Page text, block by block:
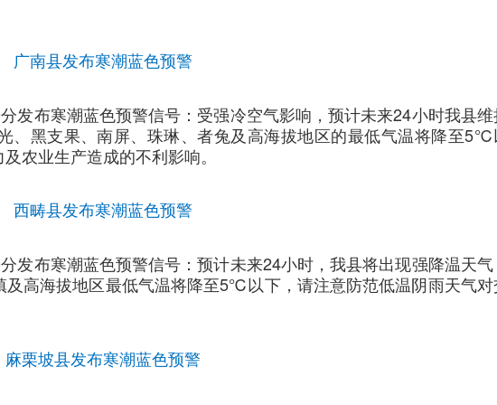
广南县发布寒潮蓝色预警
发布寒潮蓝色预警信号：受强冷空气影响，预计未来24小时我县
、黑支果、南屏、珠琳、者兔及高海拔地区的最低气温将降至5℃
农业生产造成的不利影响。
西畴县发布寒潮蓝色预警
发布寒潮蓝色预警信号：预计未来24小时，我县将出现强降温天气
高海拔地区最低气温将降至5℃以下，请注意防范低温阴雨天气对
麻栗坡县发布寒潮蓝色预警